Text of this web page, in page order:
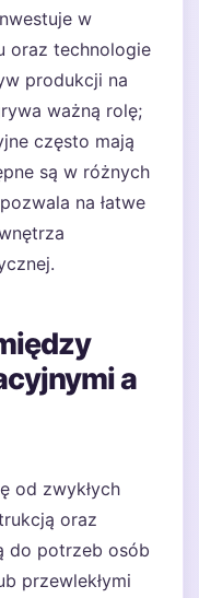
w
oraz technologie
produkcji na
ważną rolę;
często mają
są w różnych
na łatwe
a
od zwykłych
oraz
do potrzeb osób
przewlekłymi